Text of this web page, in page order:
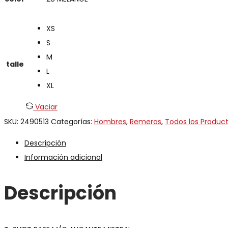
talle
XS
S
M
L
XL
Vaciar
SKU: 2490513 Categorías: Hombres, Remeras, Todos los
Descripción
Información adicional
Descripción